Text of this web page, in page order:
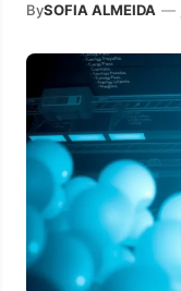
BySOFIA ALMEIDA —